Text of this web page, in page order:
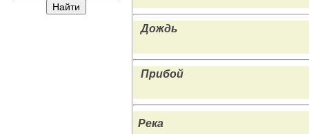
Дождь
Прибой
Река